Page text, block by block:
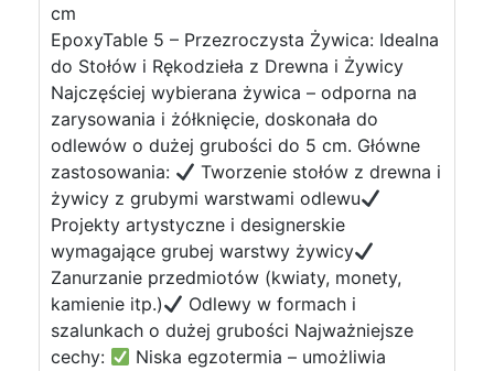
cm
EpoxyTable 5 – Przezroczysta Żywica: Idealna
do Stołów i Rękodzieła z Drewna i Żywicy
Najczęściej wybierana żywica – odporna na
zarysowania i żółknięcie, doskonała do
odlewów o dużej grubości do 5 cm. Główne
zastosowania:
Tworzenie stołów z drewna i
żywicy z grubymi warstwami odlewu
Projekty artystyczne i designerskie
wymagające grubej warstwy żywicy
Zanurzanie przedmiotów (kwiaty, monety,
kamienie itp.)
Odlewy w formach i
szalunkach o dużej grubości Najważniejsze
cechy:
Niska egzotermia – umożliwia